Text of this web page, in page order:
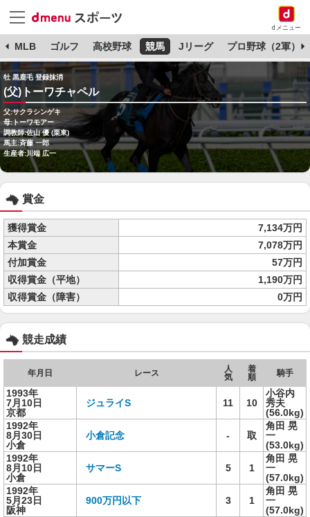
dメニュー
MLB ゴルフ 高校野球 競馬 Jリーグ プロ野球（2軍）
牡 黒鹿毛 登録抹消
(父)トーワチャペル
父:サクラシンゲキ
母:トーワモアー
調教師:佐山 優 (栗東)
馬主:斉藤 一郎
生産者:川端 広一
賞金
獲得賞金
7,134万円
本賞金
7,078万円
付加賞金
57万円
収得賞金（平地）
1,190万円
収得賞金（障害）
0万円
競走成績
年月日 レース
人
気
着
順
騎手
1993年
7月10日
京都
ジュライS 11 10
小谷内
秀夫
(56.0kg)
1992年
8月30日
小倉
小倉記念 - 取
角田 晃
一
(53.0kg)
1992年
8月10日
小倉
サマーS 5 1
角田 晃
一
(57.0kg)
1992年
5月23日
阪神
900万円以下 3 1
角田 晃
一
(57.0kg)